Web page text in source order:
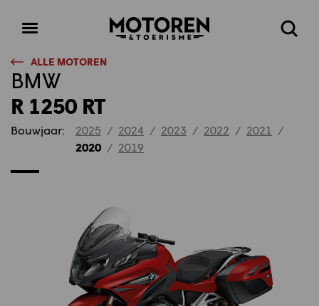
Open
Homepage Zoeken
ALLE MOTOREN
BMW
R 1250 RT
Bouwjaar: 2025 / 2024 / 2023 / 2022 / 2021 /
2020 / 2019